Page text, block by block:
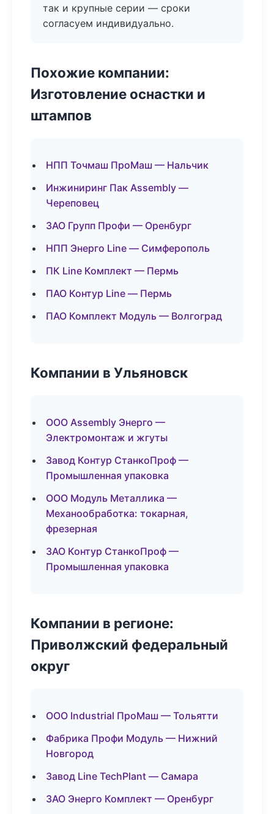
так и крупные серии — сроки
согласуем индивидуально.
Похожие компании:
Изготовление оснастки и
штампов
НПП Точмаш ПроМаш — Нальчик
Инжиниринг Пак Assembly —
Череповец
ЗАО Групп Профи — Оренбург
НПП Энерго Line — Симферополь
ПК Line Комплект — Пермь
ПАО Контур Line — Пермь
ПАО Комплект Модуль — Волгоград
Компании в Ульяновск
ООО Assembly Энерго —
Электромонтаж и жгуты
Завод Контур СтанкоПроф —
Промышленная упаковка
ООО Модуль Металлика —
Механообработка: токарная,
фрезерная
ЗАО Контур СтанкоПроф —
Промышленная упаковка
Компании в регионе:
Приволжский федеральный
округ
ООО Industrial ПроМаш — Тольятти
Фабрика Профи Модуль — Нижний
Новгород
Завод Line TechPlant — Самара
ЗАО Энерго Комплект — Оренбург